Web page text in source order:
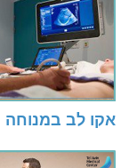
אקו לב במנוחה